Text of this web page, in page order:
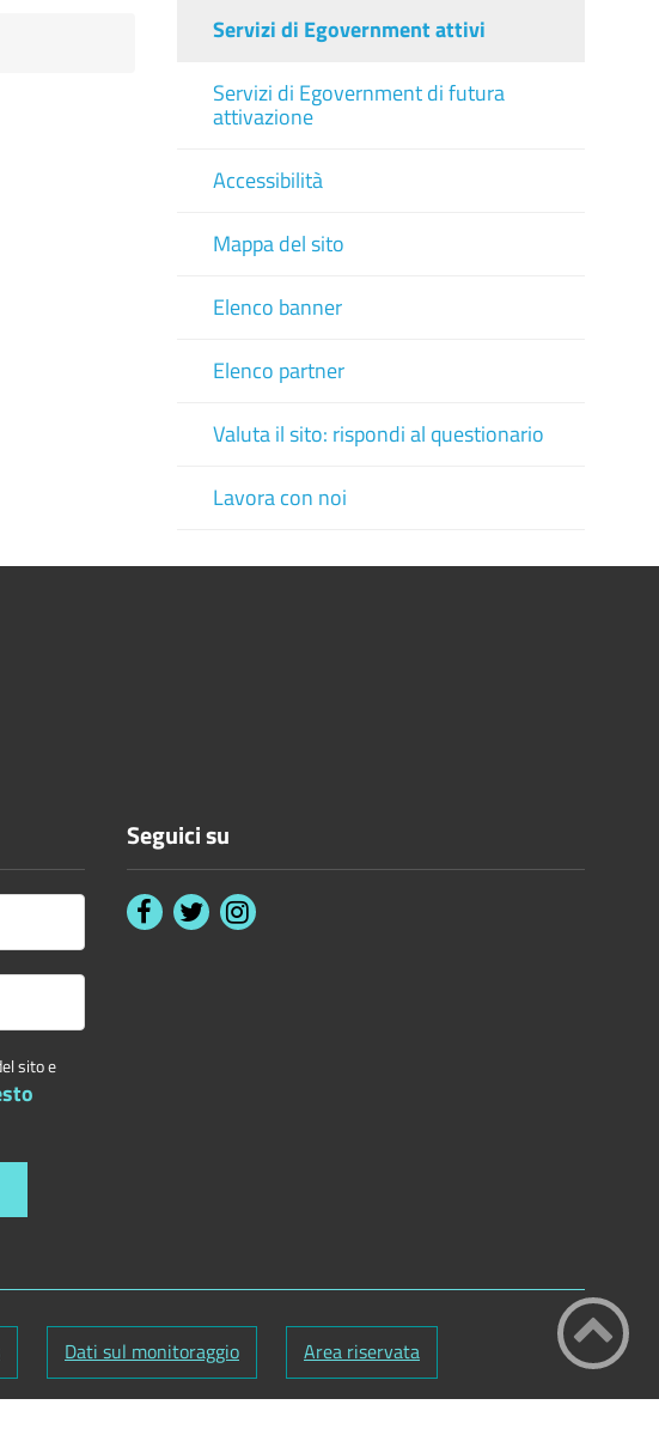
Servizi di Egovernment attivi
Servizi di Egovernment di futura
attivazione
Accessibilità
Mappa del sito
Elenco banner
Elenco partner
Valuta il sito: rispondi al questionario
Lavora con noi
sito e
Seguici su
Dati sul monitoraggio Area riservata